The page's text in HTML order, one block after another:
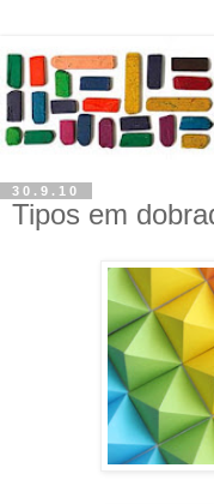
30.9.10
Tipos em